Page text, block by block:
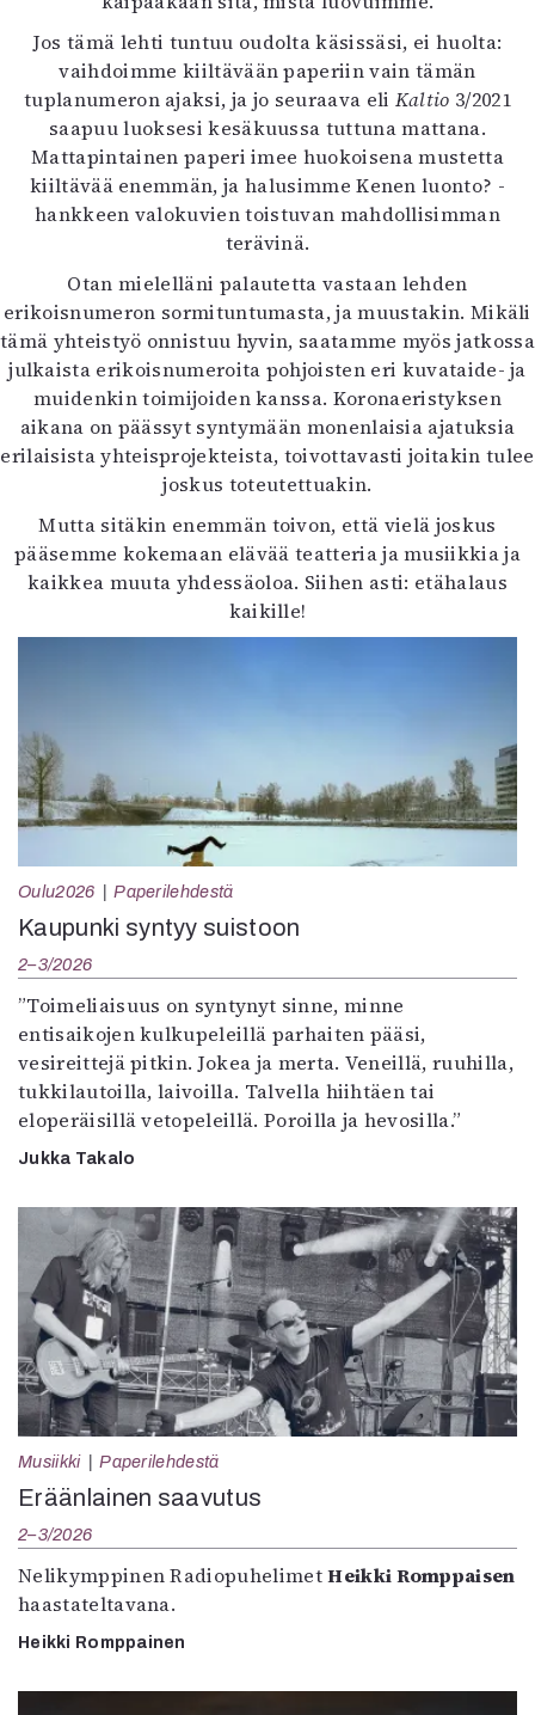
Jos tämä lehti tuntuu oudolta käsissäsi, ei huolta:
vaihdoimme kiiltävään paperiin vain tämän
tuplanumeron ajaksi, ja jo seuraava eli Kaltio 3/2021
saapuu luoksesi kesäkuussa tuttuna mattana.
Mattapintainen paperi imee huokoisena mustetta
kiiltävää enemmän, ja halusimme Kenen luonto? -
hankkeen valokuvien toistuvan mahdollisimman
terävinä.
Otan mielelläni palautetta vastaan lehden
erikoisnumeron sormituntumasta, ja muustakin. Mikäli
tämä yhteistyö onnistuu hyvin, saatamme myös jatkossa
julkaista erikoisnumeroita pohjoisten eri kuvataide- ja
muidenkin toimijoiden kanssa. Koronaeristyksen
aikana on päässyt syntymään monenlaisia ajatuksia
erilaisista yhteisprojekteista, toivottavasti joitakin tulee
joskus toteutettuakin.
Mutta sitäkin enemmän toivon, että vielä joskus
pääsemme kokemaan elävää teatteria ja musiikkia ja
kaikkea muuta yhdessäoloa. Siihen asti: etähalaus
kaikille!
Oulu2026 Paperilehdestä
Kaupunki syntyy suistoon
2–3/2026
”Toimeliaisuus on syntynyt sinne, minne
entisaikojen kulkupeleillä parhaiten pääsi,
vesireittejä pitkin. Jokea ja merta. Veneillä, ruuhilla,
tukkilautoilla, laivoilla. Talvella hiihtäen tai
eloperäisillä vetopeleillä. Poroilla ja hevosilla.”
Jukka Takalo
Musiikki Paperilehdestä
Eräänlainen saavutus
2–3/2026
Nelikymppinen RadiopuhelimetHeikki Romppaisen
haastateltavana.
Heikki Romppainen